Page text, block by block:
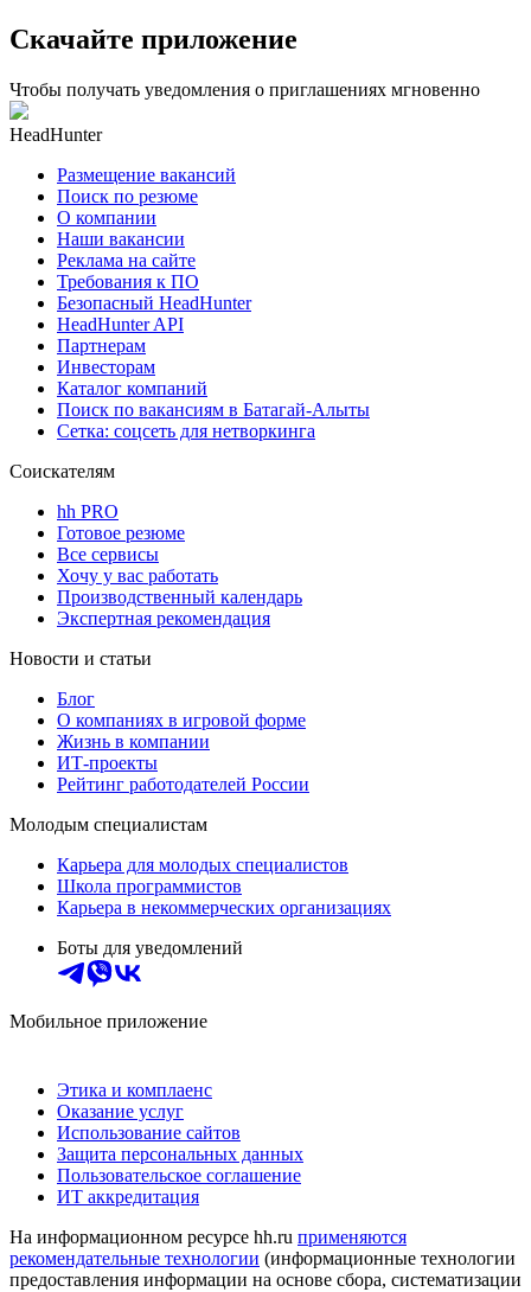
Скачайте приложение
Чтобы получать уведомления о приглашениях мгновенно
HeadHunter
Размещение вакансий
Поиск по резюме
О компании
Наши вакансии
Реклама на сайте
Требования к ПО
Безопасный HeadHunter
HeadHunter API
Партнерам
Инвесторам
Каталог компаний
Поиск по вакансиям в Батагай-Алыты
Сетка: соцсеть для нетворкинга
Соискателям
hh PRO
Готовое резюме
Все сервисы
Хочу у вас работать
Производственный календарь
Экспертная рекомендация
Новости и статьи
Блог
О компаниях в игровой форме
Жизнь в компании
ИТ-проекты
Рейтинг работодателей России
Молодым специалистам
Карьера для молодых специалистов
Школа программистов
Карьера в некоммерческих организациях
Боты для уведомлений
Мобильное приложение
Этика и комплаенс
Оказание услуг
Использование сайтов
Защита персональных данных
Пользовательское соглашение
ИТ аккредитация
На информационном ресурсе hh.ru применяются
рекомендательные технологии (информационные технологии
предоставления информации на основе сбора, систематизации